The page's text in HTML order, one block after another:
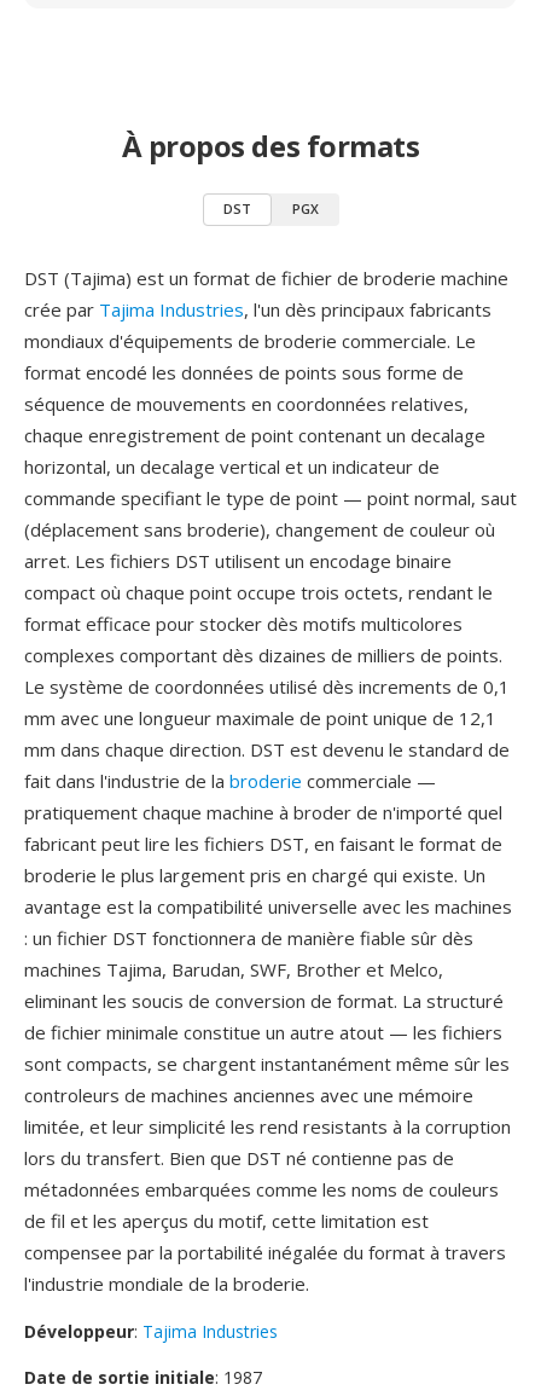
À propos des formats
DST PGX
DST (Tajima) est un format de fichier de broderie machine
crée par Tajima Industries, l'un dès principaux fabricants
mondiaux d'équipements de broderie commerciale. Le
format encodé les données de points sous forme de
séquence de mouvements en coordonnées relatives,
chaque enregistrement de point contenant un decalage
horizontal, un decalage vertical et un indicateur de
commande specifiant le type de point — point normal, saut
(déplacement sans broderie), changement de couleur où
arret. Les fichiers DST utilisent un encodage binaire
compact où chaque point occupe trois octets, rendant le
format efficace pour stocker dès motifs multicolores
complexes comportant dès dizaines de milliers de points.
Le système de coordonnées utilisé dès increments de 0,1
mm avec une longueur maximale de point unique de 12,1
mm dans chaque direction. DST est devenu le standard de
fait dans l'industrie de la broderie commerciale —
pratiquement chaque machine à broder de n'importé quel
fabricant peut lire les fichiers DST, en faisant le format de
broderie le plus largement pris en chargé qui existe. Un
avantage est la compatibilité universelle avec les machines
: un fichier DST fonctionnera de manière fiable sûr dès
machines Tajima, Barudan, SWF, Brother et Melco,
eliminant les soucis de conversion de format. La structuré
de fichier minimale constitue un autre atout — les fichiers
sont compacts, se chargent instantanément même sûr les
controleurs de machines anciennes avec une mémoire
limitée, et leur simplicité les rend resistants à la corruption
lors du transfert. Bien que DST né contienne pas de
métadonnées embarquées comme les noms de couleurs
de fil et les aperçus du motif, cette limitation est
compensee par la portabilité inégalée du format à travers
l'industrie mondiale de la broderie.
Développeur: Tajima Industries
Date de sortie initiale: 1987